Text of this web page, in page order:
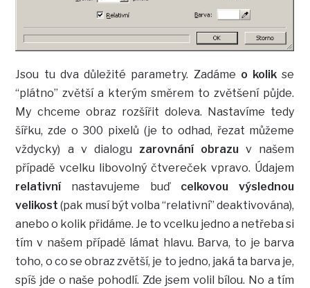
Jsou tu dva důležité parametry. Zadáme o kolik se
“plátno” zvětší a kterým směrem to zvětšení půjde.
My chceme obraz rozšířit doleva. Nastavíme tedy
šířku, zde o 300 pixelů (je to odhad, řezat můžeme
vždycky) a v dialogu zarovnání obrazu v našem
případě vcelku libovolný čtvereček vpravo. Údajem
relativnínastavujeme buď celkovou výslednou
velikost (pak musí být volba “relativní” deaktivována),
anebo o kolik přidáme. Je to vcelku jedno a netřeba si
tím v našem případě lámat hlavu. Barva, to je barva
toho, o co se obraz zvětší, je to jedno, jaká ta barva je,
spíš jde o naše pohodlí. Zde jsem volil bílou. No a tím